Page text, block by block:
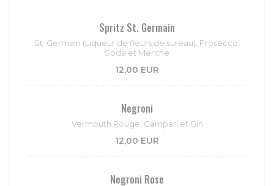
Spritz St. Germain
St. Germain (Liqueur de fleurs de sureau), Prosecco,
Soda et Menthe
12,00 EUR
Negroni
Vermouth Rouge, Campari et Gin
12,00 EUR
Negroni Rose